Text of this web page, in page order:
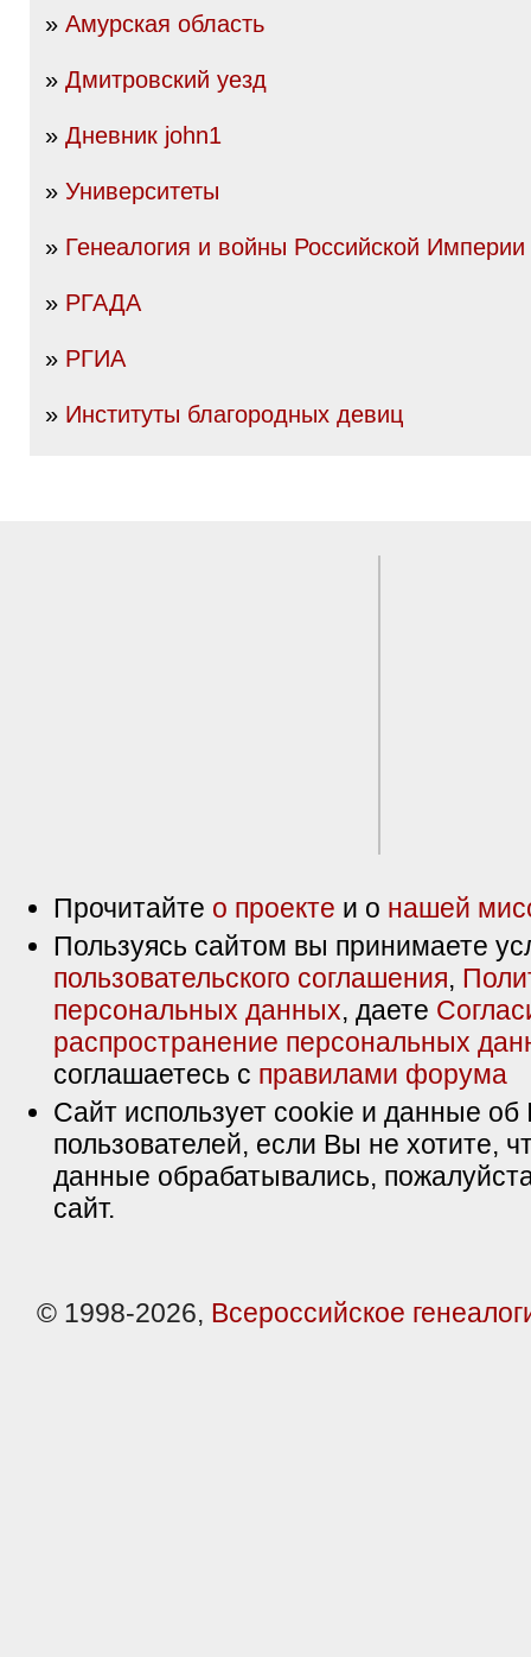
» Амурская область
» Дмитровский уезд
» Дневник john1
» Университеты
» Генеалогия и войны Российской
» РГАДА
» РГИА
» Институты благородных девиц
Прочитайте о проекте и о нашей
Пользуясь сайтом вы принимаете
пользовательского соглашения,
персональных данных, даете
распространение персональных
соглашаетесь с правилами форума
Сайт использует cookie и данные об
пользователей, если Вы не хотите,
данные обрабатывались,
сайт.
© 1998-2026, Всероссийское